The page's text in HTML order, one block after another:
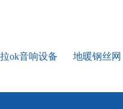
ok音响设备 地暖钢丝网